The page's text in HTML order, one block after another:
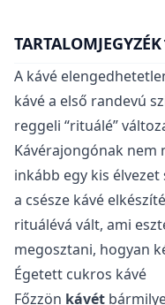
A kávé
kávé a első randevú
reggeli “rituálé”
Kávérajongónak nem
inkább egy kis
a csésze kávé
rituálévá vált, ami
megosztani, hogyan
Égetett cukros kávé
Főzzön kávét
TARTALOMJEGYZÉK